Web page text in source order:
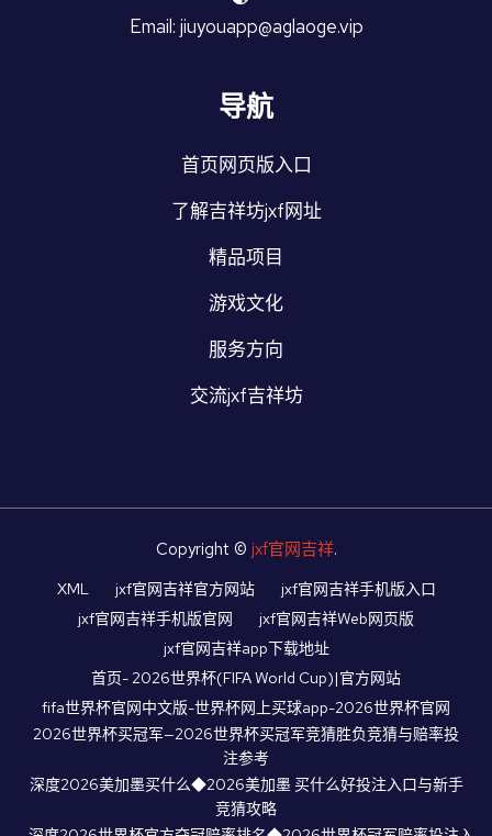
Email: jiuyouapp@aglaoge.vip
导航
首页网页版入口
了解吉祥坊jxf网址
精品项目
游戏文化
服务方向
交流jxf吉祥坊
Copyright © jxf官网吉祥.
XML jxf官网吉祥官方网站
jxf官网吉祥手机版入口
jxf官网吉祥手机版官网
jxf官网吉祥Web网页版
jxf官网吉祥app下载地址
首页- 2026世界杯(FIFA World Cup)|官方网站
fifa世界杯官网中文版-世界杯网上买球app-2026世界杯官网
2026世界杯买冠军—2026世界杯买冠军竞猜胜负竞猜与赔率投
注参考
深度2026美加墨买什么◆2026美加墨 买什么好投注入口与新手
竞猜攻略